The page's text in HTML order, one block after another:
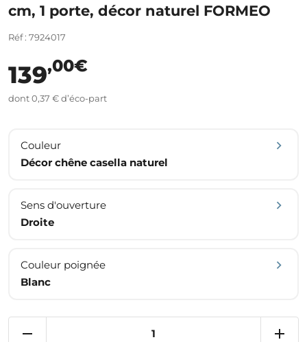
cm, 1 porte, décor naturel FORMEO
Réf : 7924017
139,00€
dont 0,37 € d’éco-part
Couleur
Décor chêne casella naturel
Sens d'ouverture
Droite
Couleur poignée
Blanc